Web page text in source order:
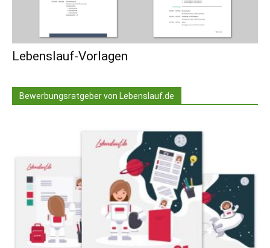
Lebenslauf-Vorlagen
Bewerbungsratgeber von Lebenslauf.de